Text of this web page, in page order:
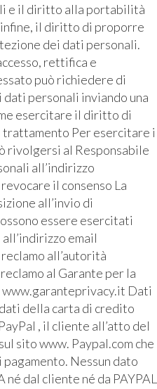
e il diritto alla portabilità
infine, il diritto di proporre
dei dati personali.
rettifica e
può richiedere di
personali inviando una
esercitare il diritto di
Per esercitare i
rivolgersi al Responsabile
all’indirizzo
il consenso La
all’invio di
essere esercitati
email
all’autorità
al Garante per la
Dati
della carta di credito
, il cliente all’atto del
sito www. Paypal.com che
Nessun dato
dal cliente né da PAYPAL